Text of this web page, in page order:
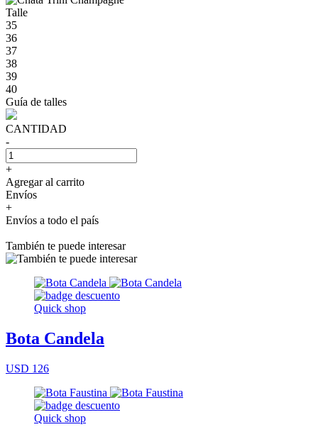
Talle
35
36
37
38
39
40
Guía de talles
CANTIDAD
-
+
Agregar al carrito
Envíos
+
Envíos a todo el país
También te puede interesar
Quick shop
Bota Candela
USD 126
Quick shop